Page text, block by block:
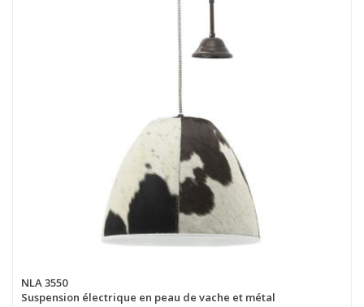
NLA 3550
Suspension électrique en peau de vache et métal